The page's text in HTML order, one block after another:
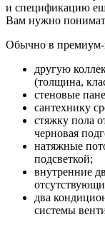
и спецификацию
Вам нужно
Обычно в премиум-
другую
(толщина,
стеновые
сантехнику
стяжку пола
черновая
натяжные
подсветкой;
внутренние
два
системы